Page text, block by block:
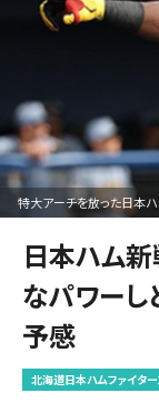
特大アーチを放った日本ハ
日本ハム
なパワー
予感
北海道日本ハムファイタ